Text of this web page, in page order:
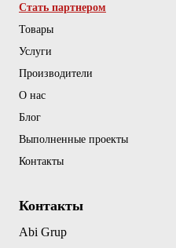
Стать партнером
Товары
Услуги
Производители
О нас
Блог
Выполненные проекты
Контакты
Контакты
Abi Grup